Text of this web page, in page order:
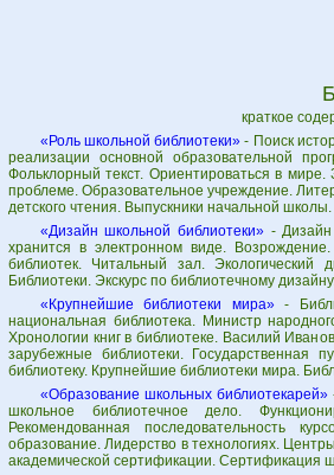
краткое
«Роль школьной библиотеки» - Поиск
реализации основной образовательной
Фольклорный текст. Ориентироваться в
проблеме. Образовательное учреждение.
детского чтения. Выпускники начальной школы.
«Дизайн школьной библиотеки» -
хранится в электронном виде.
библиотек. Читальный зал.
Библиотеки. Экскурс по библиотечному
«Крупнейшие библиотеки мира»-
национальная библиотека. Министр
Хронологии книг в библиотеке. Василий
зарубежные библиотеки. Государственная
библиотеку. Крупнейшие библиотеки мира.
«Образование школьных библиотекарей»
школьное библиотечное дело.
Рекомендованная последовательность
образование. Лидерство в технологиях.
академической сертификации. Сертификация